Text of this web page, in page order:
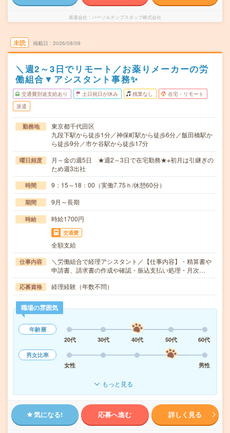
派遣会社 パーソルテンプスタッフ株式会社
未読 掲載日 2026/08/09
＼週2～3日でリモート／お薬りメーカーの労
働組合▼アシスタント事務✨
交通費別途支給あり 土日祝日が休み 残業なし 在宅・リモート
派遣
勤務地
東京都千代田区
九段下駅から徒歩1分／神保町駅から徒歩6分／飯田橋駅か
ら徒歩9分／市ケ谷駅から徒歩17分
曜日頻度
月～金の週5日 ★週2～3日で在宅勤務★※初月は引継ぎの
ため週3出社
時間 9：15～18：00（実働7.75ｈ/休憩60分）
期間 9月～長期
時給 時給1700円
交通費
全額支給
仕事内容
＼労働組合で経理アシスタント／【仕事内容】・精算書や
申請書、請求書の作成や確認・振込支払い処理・月次…
応募資格 経理経験（年数不問）
職場の雰囲気
年齢層
20代
30代 40代 50代
60代
男女比率
女性
男性
もっと見る
気になる! 応募へ進む 詳しく見る